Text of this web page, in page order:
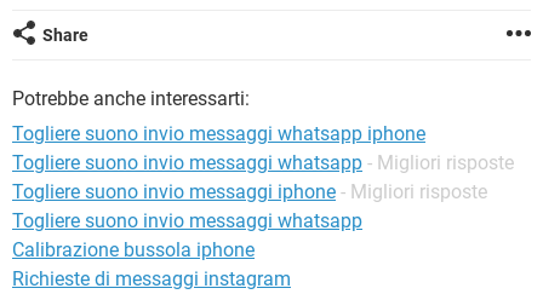
HARDWARE
HARDWARE
iOS
HARDWARE
Share
Potrebbe anche interessarti:
Togliere suono invio messaggi whatsapp iphone
Togliere suono invio messaggi whatsapp - Migliori risposte
Togliere suono invio messaggi iphone - Migliori risposte
Togliere suono invio messaggi whatsapp
Calibrazione bussola iphone
Richieste di messaggi instagram